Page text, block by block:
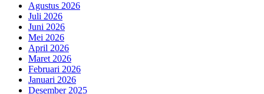
Agustus 2026
Juli 2026
Juni 2026
Mei 2026
April 2026
Maret 2026
Februari 2026
Januari 2026
Desember 2025